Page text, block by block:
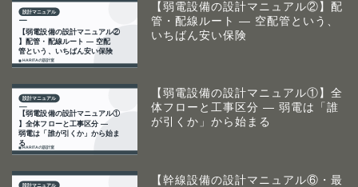
【弱電設備の設計マニュアル②】配
管・配線ルート ― 空配管という、
いちばん安い保険
【弱電設備の設計マニュアル①】全
体フローと工事区分 ― 弱電は「誰
が引くか」から始まる
【幹線設備の設計マニュアル⑥・最